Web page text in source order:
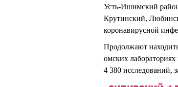
Усть-Ишимский
Крутинский,
коронавирусной
Продолжают
омских
4 380 исследований,